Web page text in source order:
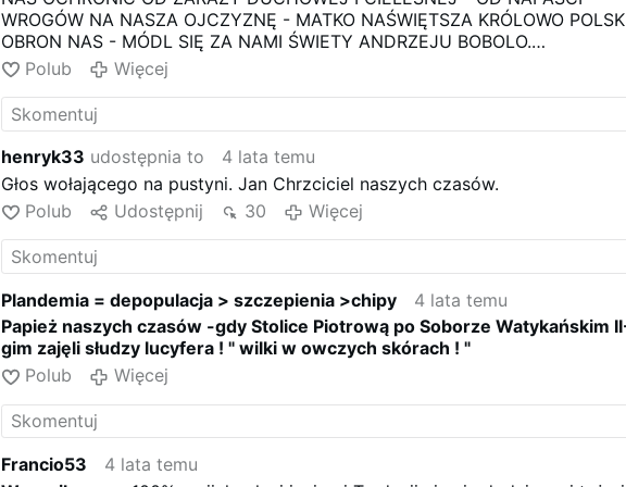
WROGÓW NA NASZA OJCZYZNĘ - MATKO NAŚWIĘTSZA KRÓLOWO
OBRON NAS - MÓDL SIĘ ZA NAMI ŚWIETY ANDRZEJU BOBOLO.
POBŁOGOSLAW BISKUPOWI LENDZE NA KAZDY DZIEN - AMEN
Polub Więcej
henryk33 udostępnia to
4 lata temu
Głos wołającego na pustyni. Jan Chrzciciel naszych czasów.
Polub
Udostępnij 30 Więcej
Plandemia = depopulacja > szczepienia >chipy
4 lata temu
Papież naszych czasów -gdy Stolice Piotrową po Soborze Watykańskim
gim zajęli słudzy lucyfera ! " wilki w owczych skórach ! "
Polub
Więcej
Francio53
4 lata temu